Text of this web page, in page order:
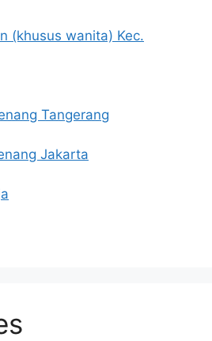
(khusus wanita) Kec.
Tangerang
Jakarta